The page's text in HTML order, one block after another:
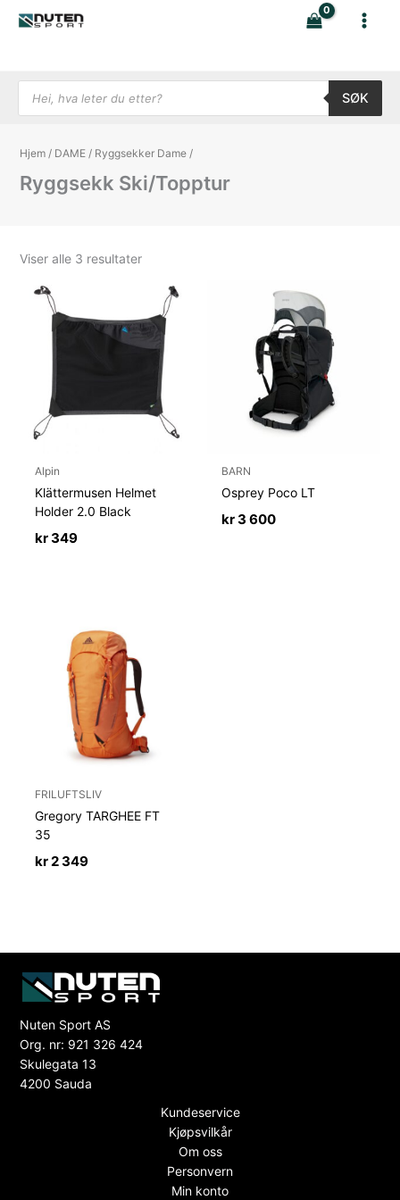
rett
Products search
SØK
Hjem / DAME / Ryggsekker Dame /
Ryggsekk Ski/Topptur
Viser alle 3 resultaterSortert
nyeste
Alpin
Klättermusen Helmet
Holder 2.0 Black
kr349
BARN
Osprey Poco LT
kr3 600
FRILUFTSLIV
Gregory TARGHEE FT
35
kr2 349
Nuten Sport AS
Org. nr: 921 326 424
Skulegata 13
4200 Sauda
Kundeservice
Kjøpsvilkår
Om oss
Personvern
Min konto